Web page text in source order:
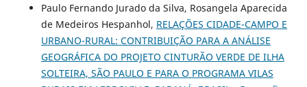
Paulo Fernando Jurado da Silva, Rosangela Aparecida
de Medeiros Hespanhol, RELAÇÕES CIDADE-CAMPO E
URBANO-RURAL: CONTRIBUIÇÃO PARA A ANÁLISE
GEOGRÁFICA DO PROJETO CINTURÃO VERDE DE ILHA
SOLTEIRA, SÃO PAULO E PARA O PROGRAMA VILAS